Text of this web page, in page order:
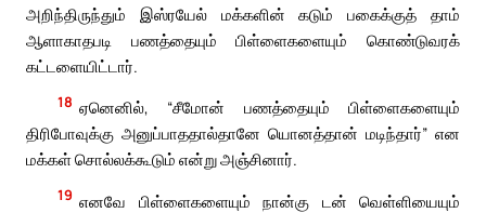
அறிந்திருந்தும் இஸ்ரயேல் மக்களின் கடும் பகைக்குத் தாம்
ஆளாகாதபடி பணத்தையும் பிள்ளைகளையும் கொண்டுவரக்
கட்டளையிட்டார்.
18 ஏனெனில், “சீமோன் பணத்தையும் பிள்ளைகளையும்
திரிபோவுக்கு அனுப்பாததால்தானே யொனத்தான் மடிந்தார்” என
மக்கள் சொல்லக்கூடும் என்று அஞ்சினார்.
19 எனவே பிள்ளைகளையும் நான்கு டன் வெள்ளியையும்